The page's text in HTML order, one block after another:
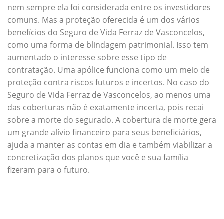
nem sempre ela foi considerada entre os investidores
comuns. Mas a proteção oferecida é um dos vários
benefícios do Seguro de Vida Ferraz de Vasconcelos,
como uma forma de blindagem patrimonial. Isso tem
aumentado o interesse sobre esse tipo de
contratação. Uma apólice funciona como um meio de
proteção contra riscos futuros e incertos. No caso do
Seguro de Vida Ferraz de Vasconcelos, ao menos uma
das coberturas não é exatamente incerta, pois recai
sobre a morte do segurado. A cobertura de morte gera
um grande alívio financeiro para seus beneficiários,
ajuda a manter as contas em dia e também viabilizar a
concretização dos planos que você e sua família
fizeram para o futuro.